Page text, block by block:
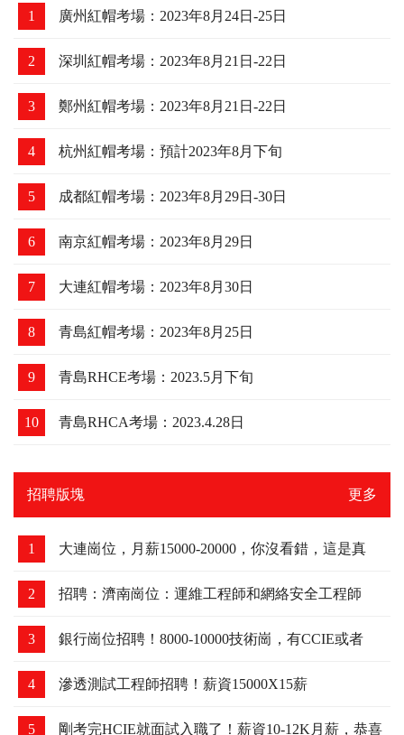
1 廣州紅帽考場：2023年8月24日-25日
2 深圳紅帽考場：2023年8月21日-22日
3 鄭州紅帽考場：2023年8月21日-22日
4 杭州紅帽考場：預計2023年8月下旬
5 成都紅帽考場：2023年8月29日-30日
6 南京紅帽考場：2023年8月29日
7 大連紅帽考場：2023年8月30日
8 青島紅帽考場：2023年8月25日
9 青島RHCE考場：2023.5月下旬
10 青島RHCA考場：2023.4.28日
招聘版塊 更多
1 大連崗位，月薪15000-20000，你沒看錯，這是真
的！
2 招聘：濟南崗位：運維工程師和網絡安全工程師
3 銀行崗位招聘！8000-10000技術崗，有CCIE或者
HCIE優先
4 滲透測試工程師招聘！薪資15000X15薪
5 剛考完HCIE就面試入職了！薪資10-12K月薪，恭喜